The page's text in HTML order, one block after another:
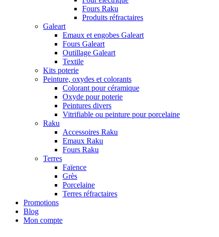
Fours Raku
Produits réfractaires
Galeart
Emaux et engobes Galeart
Fours Galeart
Outillage Galeart
Textile
Kits poterie
Peinture, oxydes et colorants
Colorant pour céramique
Oxyde pour poterie
Peintures divers
Vitrifiable ou peinture pour porcelaine
Raku
Accessoires Raku
Emaux Raku
Fours Raku
Terres
Faïence
Grès
Porcelaine
Terres réfractaires
Promotions
Blog
Mon compte